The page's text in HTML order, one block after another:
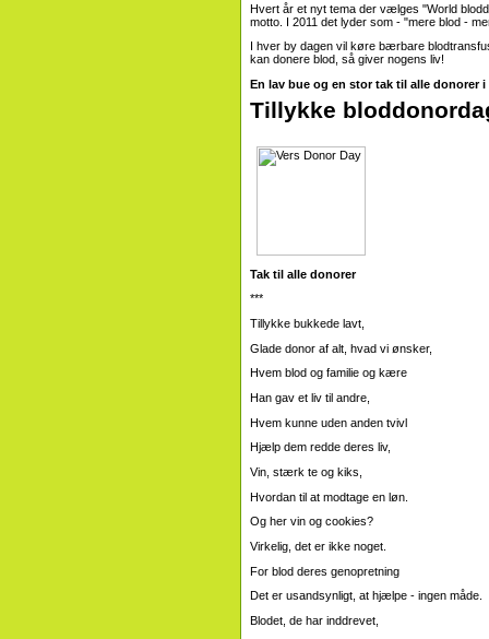
Hvert år et nyt tema der vælges "World
motto. I 2011 det lyder som - "mere blod -
I hver by dagen vil køre bærbare
kan donere blod, så giver nogens liv!
En lav bue og en stor tak til alle donorer i
Tillykke
Tak til alle donorer
***
Tillykke bukkede lavt,
Glade donor af alt, hvad vi ønsker,
Hvem blod og familie og kære
Han gav et liv til andre,
Hvem kunne uden anden tvivl
Hjælp dem redde deres liv,
Vin, stærk te og kiks,
Hvordan til at modtage en løn.
Og her vin og cookies?
Virkelig, det er ikke noget.
For blod deres genopretning
Det er usandsynligt, at hjælpe - ingen måde.
Blodet, de har inddrevet,